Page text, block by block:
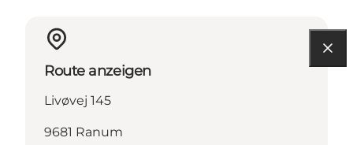
Route anzeigen
Livøvej 145
9681 Ranum